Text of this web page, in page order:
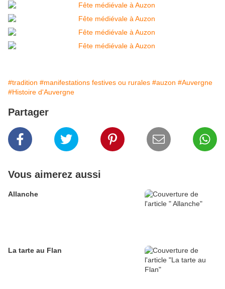
#tradition #manifestations festives ou rurales #auzon #Auvergne
#Histoire d'Auvergne
Partager
Vous aimerez aussi
Allanche
La tarte au Flan